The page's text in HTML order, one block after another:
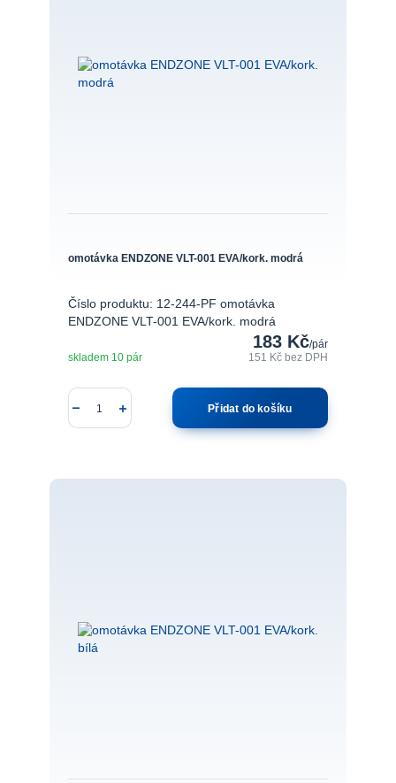
omotávka ENDZONE VLT-001 EVA/kork. modrá
Číslo produktu: 12-244-PF omotávka
ENDZONE VLT-001 EVA/kork. modrá
183 Kč/pár
151 Kčbez DPH
skladem 10 pár
Přidat do košíku